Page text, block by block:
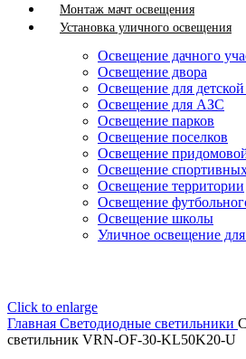
Монтаж мачт освещения
Установка уличного освещения
Освещение дачного
Освещение двора
Освещение для
Освещение для АЗС
Освещение парков
Освещение поселков
Освещение
Освещение
Освещение территории
Освещение
Освещение школы
Уличное освещение
Click to enlarge
Главная Светодиодные светильники
светильник VRN-OF-30-KL50K20-U